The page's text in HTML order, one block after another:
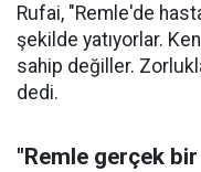
Rufai, "Remle'de
şekilde yatıyorlar.
sahip değiller.
dedi.
"Remle gerçek